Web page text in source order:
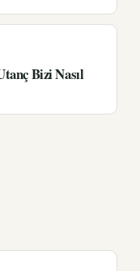
Bizi Nasıl